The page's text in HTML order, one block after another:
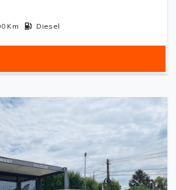
Km Diesel